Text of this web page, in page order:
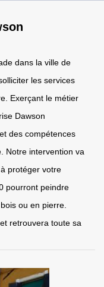
dans la ville de
les services
Exerçant le métier
Dawson
des compétences
Notre intervention va
protéger votre
pourront peindre
ou en pierre.
retrouvera toute sa